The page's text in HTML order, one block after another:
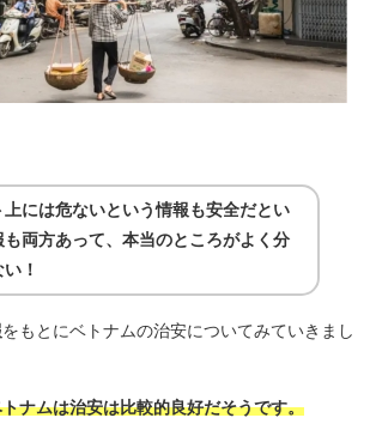
上には危ないという情報も安全だとい
も両方あって、本当のところがよく分
！
をもとにベトナムの治安についてみていきまし
ナムは治安は比較的良好だそうです。